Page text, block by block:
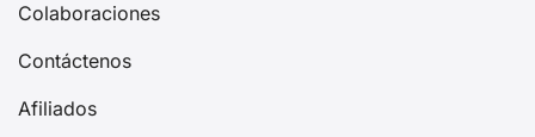
Colaboraciones
Contáctenos
Afiliados